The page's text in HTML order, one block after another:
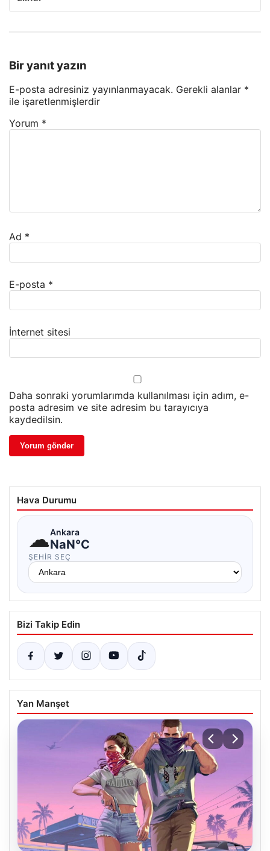
Bir yanıt yazın
E-posta adresiniz yayınlanmayacak. Gerekli alanlar *
ile işaretlenmişlerdir
Yorum *
Ad *
E-posta *
İnternet sitesi
Daha sonraki yorumlarımda kullanılması için adım, e-
posta adresim ve site adresim bu tarayıcıya
kaydedilsin.
Hava Durumu
☁Ankara
NaN°C
ŞEHIR SEÇ
Bizi Takip Edin
Yan Manşet